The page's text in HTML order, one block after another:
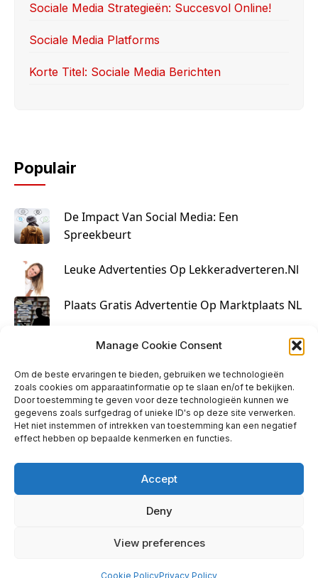
Manage Cookie Consent
Om de beste ervaringen te bieden, gebruiken we technologieën
zoals cookies om apparaatinformatie op te slaan en/of te bekijken.
Door toestemming te geven voor deze technologieën kunnen we
gegevens zoals surfgedrag of unieke ID's op deze site verwerken.
Het niet instemmen of intrekken van toestemming kan een negatief
effect hebben op bepaalde kenmerken en functies.
Accept
Deny
View preferences
Cookie PolicyPrivacy Policy
Sociale Media Strategieën: Succesvol Online!
Sociale Media Platforms
Korte Titel: Sociale Media Berichten
Populair
De Impact Van Social Media: Een
Spreekbeurt
Leuke Advertenties Op Lekkeradverteren.nl
Plaats Gratis Advertentie Op Marktplaats NL
Kruisbestuiving Voor Succesvolle Marketing
Contact